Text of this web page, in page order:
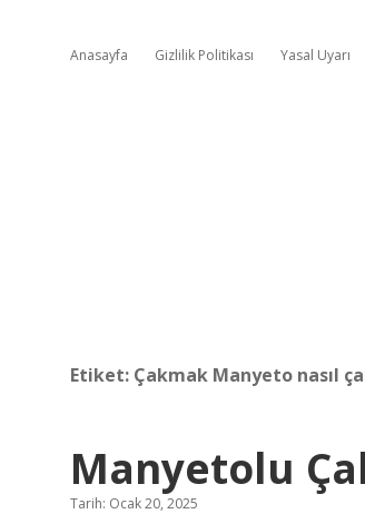
Anasayfa Gizlilik Politikası Yasal Uyarı
Etiket: Çakmak Manyeto nasıl
Manyetolu
Tarih: Ocak 20, 2025